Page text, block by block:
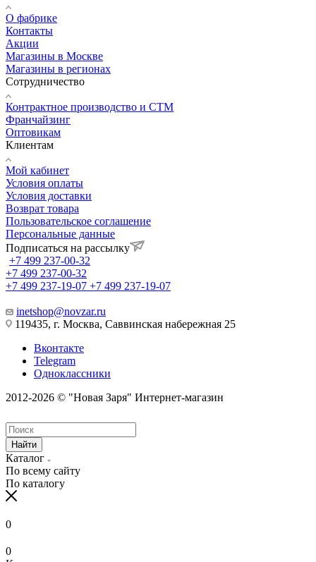
О фабрике
Контакты
Акции
Магазины в Москве
Магазины в регионах
Сотрудничество
Контрактное производство и СТМ
Франчайзинг
Оптовикам
Клиентам
Мой кабинет
Условия оплаты
Условия доставки
Возврат товара
Пользовательское соглашение
Персональные данные
Подписаться на рассылку
+7 499 237-00-32
+7 499 237-00-32
+7 499 237-19-07 +7 499 237-19-07
inetshop@novzar.ru
119435, г. Москва, Саввинская набережная 25
Вконтакте
Telegram
Одноклассники
2012-2026 © "Новая Заря" Интернет-магазин
Найти
Каталог
По всему сайту
По каталогу
0
0